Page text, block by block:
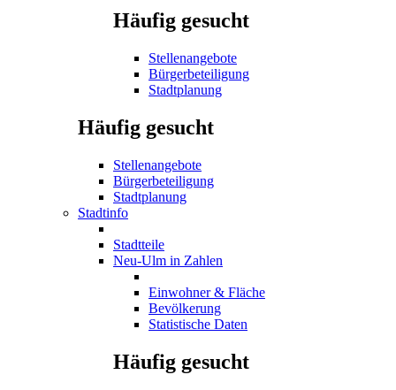
Häufig gesucht
Stellenangebote
Bürgerbeteiligung
Stadtplanung
Häufig gesucht
Stellenangebote
Bürgerbeteiligung
Stadtplanung
Stadtinfo
Stadtteile
Neu-Ulm in Zahlen
Einwohner & Fläche
Bevölkerung
Statistische Daten
Häufig gesucht